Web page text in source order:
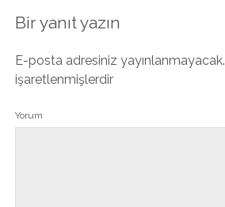
Bir yanıt yazın
E-posta adresiniz yayınlanmayacak.
işaretlenmişlerdir
Yorum